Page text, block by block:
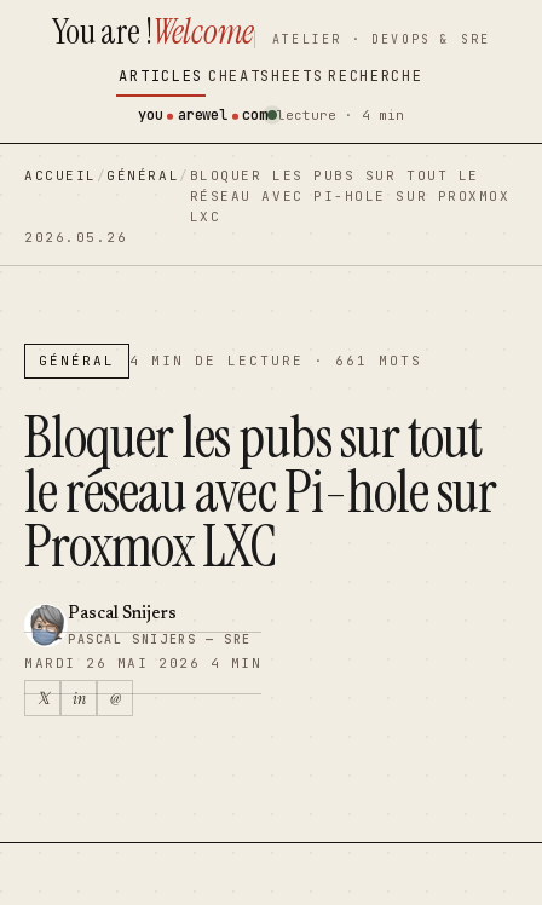
contenu
principal
contenu
principal
You are !Welcome ATELIER · DEVOPS & SRE
ARTICLES CHEATSHEETS RECHERCHE
you
arewel com lecture · 4 min
ACCUEIL / GÉNÉRAL / BLOQUER LES PUBS SUR TOUT LE
RÉSEAU AVEC PI-HOLE SUR PROXMOX
LXC
2026.05.26
GÉNÉRAL 4 MIN DE LECTURE · 661 MOTS
Bloquer les pubs sur tout
le réseau avec Pi-hole sur
Proxmox LXC
Pascal Snijers
PASCAL SNIJERS — SRE
MARDI 26 MAI 2026 4 MIN
𝕏 in @